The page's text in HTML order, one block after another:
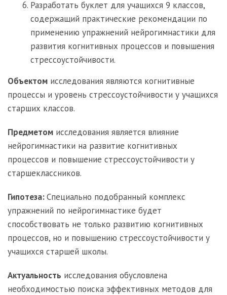
Разработать буклет для учащихся 9 классов,
содержащий практические рекомендации по
применению упражнений нейрогимнастики для
развития когнитивных процессов и повышения
стрессоустойчивости.
Объектом исследования являются когнитивные
процессы и уровень стрессоустойчивости у учащихся
старших классов.
Предметом исследования является влияние
нейрогимнастики на развитие когнитивных
процессов и повышение стрессоустойчивости у
старшеклассников.
Гипотеза:Специально подобранный комплекс
упражнений по нейрогимнастике будет
способствовать не только развитию когнитивных
процессов, но и повышению стрессоустойчивости у
учащихся старшей школы.
Актуальность исследования обусловлена
необходимостью поиска эффективных методов для